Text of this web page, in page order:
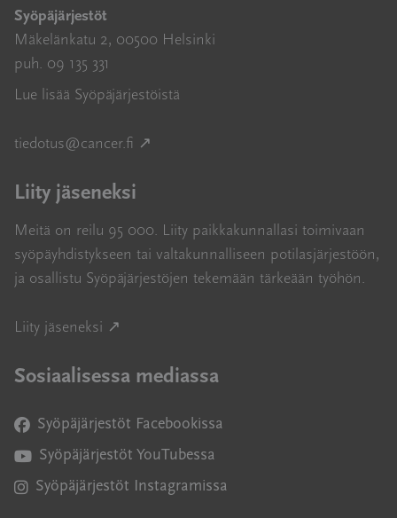
Syöpäjärjestöt
Mäkelänkatu 2, 00500 Helsinki
puh. 09 135 331
Lue lisää Syöpäjärjestöistä
tiedotus@cancer.fi ↗
Liity jäseneksi
Meitä on reilu 95 000. Liity paikkakunnallasi toimivaan
syöpäyhdistykseen tai valtakunnalliseen potilasjärjestöön,
ja osallistu Syöpäjärjestöjen tekemään tärkeään työhön.
Liity jäseneksi ↗
Sosiaalisessa mediassa
Syöpäjärjestöt Facebookissa
Avautuu uuteen ikkunaan
Syöpäjärjestöt YouTubessa
Avautuu uuteen ikkunaan
Syöpäjärjestöt Instagramissa
Avautuu uuteen ikkunaan